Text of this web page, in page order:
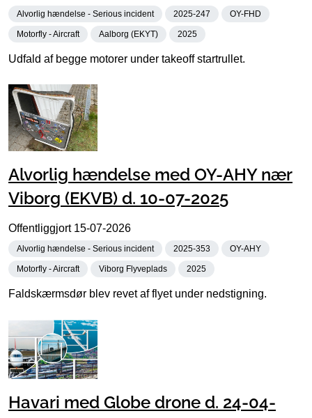
Alvorlig hændelse - Serious incident 2025-247 OY-FHD
Motorfly - Aircraft Aalborg (EKYT) 2025
Udfald af begge motorer under takeoff startrullet.
Alvorlig hændelse med OY-AHY nær
Viborg (EKVB) d. 10-07-2025
Offentliggjort 15-07-2026
Alvorlig hændelse - Serious incident 2025-353 OY-AHY
Motorfly - Aircraft Viborg Flyveplads 2025
Faldskærmsdør blev revet af flyet under nedstigning.
Havari med Globe drone d. 24-04-